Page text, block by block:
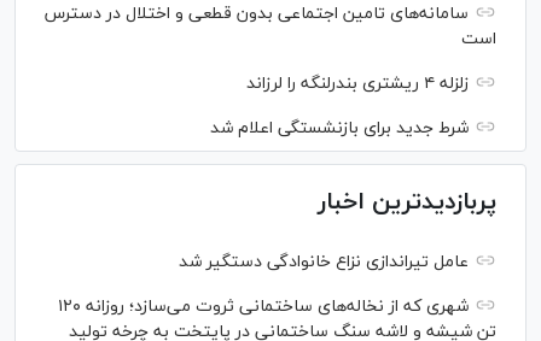
سامانه‌های تامین اجتماعی بدون قطعی و اختلال در دسترس
است
زلزله ۴ ریشتری بندرلنگه را لرزاند
شرط جدید برای بازنشستگی اعلام شد
پربازدیدترین اخبار
عامل تیراندازی نزاع خانوادگی دستگیر شد
شهری که از نخاله‌های ساختمانی ثروت می‌سازد؛ روزانه ۱۲۰
تن شیشه و لاشه سنگ ساختمانی در پایتخت به چرخه تولید